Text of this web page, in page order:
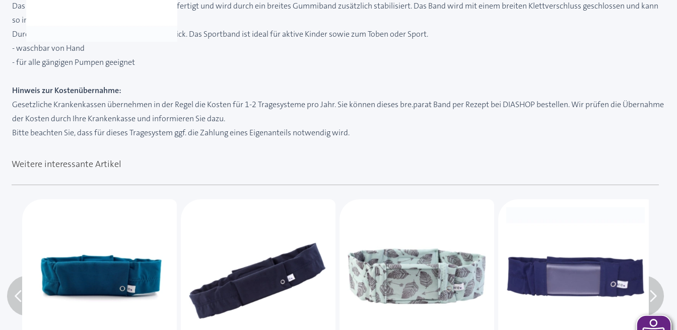
Das Sportband ist aus weichem Stretchjersey gefertigt und wird durch ein breites Gummiband zusätzlich stabilisiert. Das Band wird mit einem breiten Klettverschluss geschlossen und kann
so in der Weite etwas verstellt werden.
Durch das Sichtfenster ist die Pumpe stets im Blick. Das Sportband ist ideal für aktive Kinder sowie zum Toben oder Sport.
- waschbar von Hand
- für alle gängigen Pumpen geeignet
Hinweis zur Kostenübernahme:
Gesetzliche Krankenkassen übernehmen in der Regel die Kosten für 1-2 Tragesysteme pro Jahr. Sie können dieses bre.parat Band per Rezept bei DIASHOP bestellen. Wir prüfen die Übernahme
der Kosten durch Ihre Krankenkasse und informieren Sie dazu.
Bitte beachten Sie, dass für dieses Tragesystem ggf. die Zahlung eines Eigenanteils notwendig wird.
Weitere interessante Artikel